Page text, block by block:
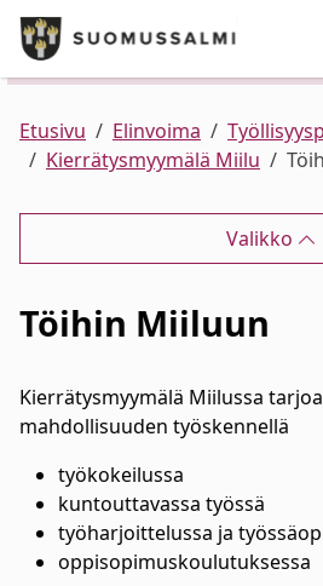
Siirry pääsisältöön
Puhelinluettelo/yhteystiedot
Palvelut
Ajankohtaista
Verkkokauppa
Kunta ja hallinto
Asuminen ja ympäristö
Elinvoima
Kulttuuri, vapaa-aika ja
Etusivu Elinvoima
Kierrätysmyymälä Miilu
Valikko
Töihin Miiluun
Kierrätysmyymälä Miilussa
mahdollisuuden työskennellä
työkokeilussa
kuntouttavassa työssä
työharjoittelussa ja
oppisopimuskoulutuksessa